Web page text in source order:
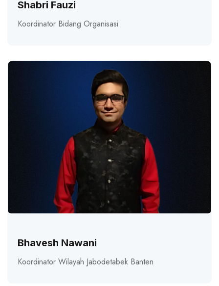
Shabri Fauzi
Koordinator Bidang Organisasi
Bhavesh Nawani
Koordinator Wilayah Jabodetabek Banten